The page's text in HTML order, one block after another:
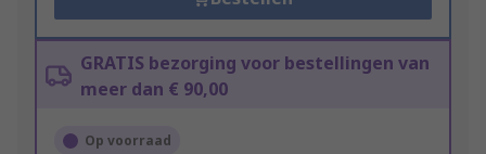
GRATIS bezorging voor bestellingen van
meer dan € 90,00
Op voorraad